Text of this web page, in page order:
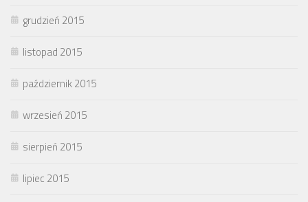
grudzień 2015
listopad 2015
październik 2015
wrzesień 2015
sierpień 2015
lipiec 2015